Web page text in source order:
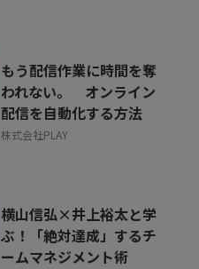
もう配信作業に時間を奪
われない。 オンライン
配信を自動化する方法
株式会社PLAY
横山信弘×井上裕太と学
ぶ！「絶対達成」するチ
ームマネジメント術